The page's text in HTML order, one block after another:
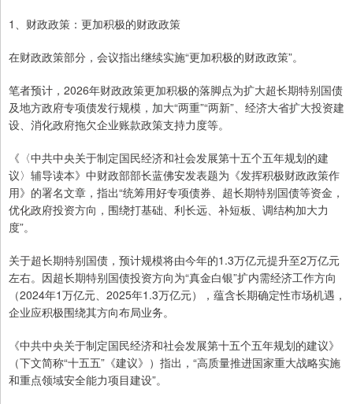
1、财政政策：更加积极的财政政策
在财政政策部分，会议指出继续实施“更加积极的财政政策”。
笔者预计，2026年财政政策更加积极的落脚点为扩大超长期特别国债
及地方政府专项债发行规模，加大“两重”“两新”、经济大省扩大投资建
设、消化政府拖欠企业账款政策支持力度等。
《〈中共中央关于制定国民经济和社会发展第十五个五年规划的建
议〉辅导读本》中财政部部长蓝佛安发表题为《发挥积极财政政策作
用》的署名文章，指出“统筹用好专项债券、超长期特别国债等资金，
优化政府投资方向，围绕打基础、利长远、补短板、调结构加大力
度”。
关于超长期特别国债，预计规模将由今年的1.3万亿元提升至2万亿元
左右。因超长期特别国债投资方向为“真金白银”扩内需经济工作方向
（2024年1万亿元、2025年1.3万亿元），蕴含长期确定性市场机遇，
企业应积极围绕其方向布局业务。
《中共中央关于制定国民经济和社会发展第十五个五年规划的建议》
（下文简称“十五五”《建议》）指出，“高质量推进国家重大战略实施
和重点领域安全能力项目建设”。